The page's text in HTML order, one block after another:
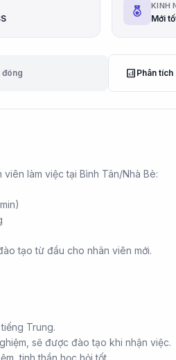
KINH
Mới
đóng analytics Phân tích
làm việc tại Bình Tân/Nhà Bè:
tạo từ đầu cho nhân viên mới.
Trung.
sẽ được đào tạo khi nhận việc.
tinh thần học hỏi tốt.